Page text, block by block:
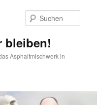
bleiben!
Asphaltmischwerk in